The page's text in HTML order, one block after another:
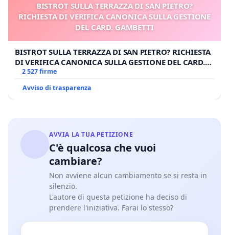
BISTROT SULLA TERRAZZA DI SAN PIETRO?
RICHIESTA DI VERIFICA CANONICA SULLA GESTIONE
DEL CARD. GAMBETTI
BISTROT SULLA TERRAZZA DI SAN PIETRO? RICHIESTA
DI VERIFICA CANONICA SULLA GESTIONE DEL CARD.
GAMBETTI
2 527 firme
Avviso di trasparenza
AVVIA LA TUA PETIZIONE
C'è qualcosa che vuoi
cambiare?
Non avviene alcun cambiamento se si resta in
silenzio.
L'autore di questa petizione ha deciso di
prendere l'iniziativa. Farai lo stesso?